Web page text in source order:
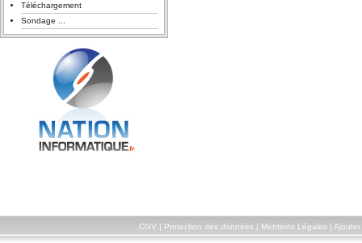
Téléchargement
Sondage ...
CGV Protection des données| Mentions Légales| Ajouter